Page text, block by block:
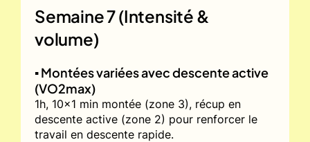
Semaine 7 (Intensité &
volume)
▪️ Montées variées avec descente active
(VO2max)
1h, 10x1 min montée (zone 3), récup en
descente active (zone 2) pour renforcer le
travail en descente rapide.